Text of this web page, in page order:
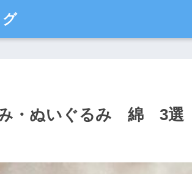
み・ぬいぐるみ 綿 3選